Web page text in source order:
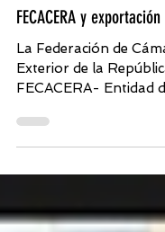
18 may 2021
FECACERA y
La Federación de
Exterior de la
FECACERA- Entidad